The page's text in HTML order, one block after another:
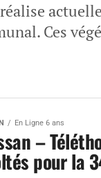
réalise
Ces
En Ligne 6 ans
–
pour la